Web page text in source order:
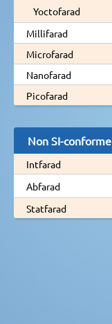
Yoctofarad
Millifarad
Microfarad
Nanofarad
Picofarad
Non SI-conforme
Intfarad
Abfarad
Statfarad